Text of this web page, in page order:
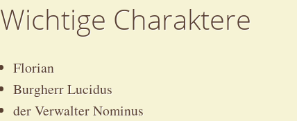
Wichtige Charaktere
Florian
Burgherr Lucidus
der Verwalter Nominus